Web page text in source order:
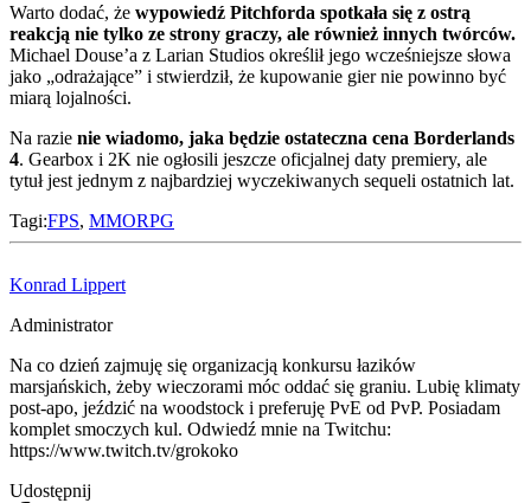
Warto dodać, że wypowiedź Pitchforda spotkała się z ostrą
reakcją nie tylko ze strony graczy, ale również innych twórców.
Michael Douse’a z Larian Studios określił jego wcześniejsze słowa
jako „odrażające” i stwierdził, że kupowanie gier nie powinno być
miarą lojalności.
Na razie nie wiadomo, jaka będzie ostateczna cena Borderlands
4. Gearbox i 2K nie ogłosili jeszcze oficjalnej daty premiery, ale
tytuł jest jednym z najbardziej wyczekiwanych sequeli ostatnich lat.
Tagi:FPS, MMORPG
Konrad Lippert
Administrator
Na co dzień zajmuję się organizacją konkursu łazików
marsjańskich, żeby wieczorami móc oddać się graniu. Lubię klimaty
post-apo, jeździć na woodstock i preferuję PvE od PvP. Posiadam
komplet smoczych kul. Odwiedź mnie na Twitchu:
https://www.twitch.tv/grokoko
Udostępnij